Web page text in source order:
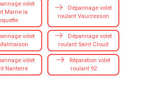
volet
Marne la
Dépannage volet
roulant Vaucresson
volet
Dépannage volet
roulant Saint Cloud
volet
Nanterre
Réparation volet
roulant 92